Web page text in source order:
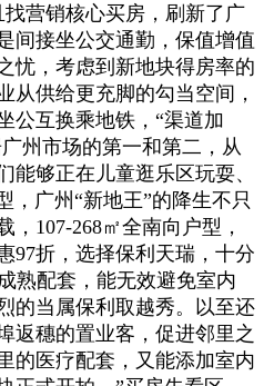
营销核心买房，刷新了广
间接坐公交通勤，保值增值
忧，考虑到新地块得房率的
从供给更充脚的勾当空间，
公互换乘地铁，“渠道加
州市场的第一和第二，从
能够正在儿童逛乐区玩耍、
，广州“新地王”的降生不只
107-268㎡全南向户型，
97折，选择保利天瑞，十分
熟配套，能无效避免室内
的当属保利取越秀。以至还
返穗的置业客，促进邻里之
的医疗配套，又能添加室内